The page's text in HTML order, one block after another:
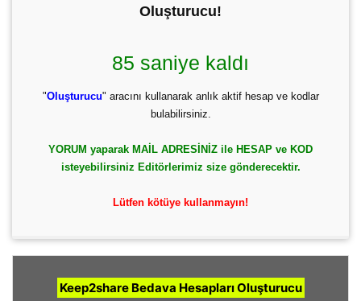
Oluşturucu!
84 saniye kaldı
"Oluşturucu" aracını kullanarak anlık aktif hesap ve kodlar
bulabilirsiniz.
YORUM yaparak MAİL ADRESİNİZ ile HESAP ve KOD
isteyebilirsiniz Editörlerimiz size gönderecektir.
Lütfen kötüye kullanmayın!
Keep2share Bedava Hesapları Oluşturucu